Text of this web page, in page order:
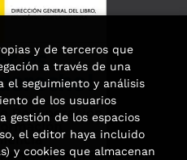
y de terceros que
a través de una
el seguimiento y análisis
de los usuarios
gestión de los espacios
el editor haya incluido
y cookies que almacenan